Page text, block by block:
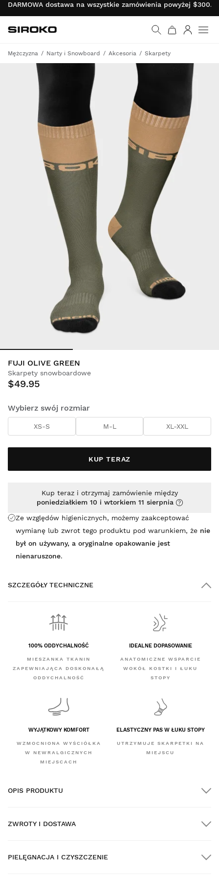
DARMOWA dostawa na wszystkie zamówienia powyżej
Wróć do strony
Siroko.com
Mężczyzna Narty i Snowboard Akcesoria Skarpety
FUJI OLIVE GREEN
Skarpety snowboardowe
$49.95
Wybierz swój rozmiar
XS-S M-L XL-XXL
KUP TERAZ
Ze względów higienicznych, możemy zaakceptować
wymianę lub zwrot tego produktu pod warunkiem, że nie
był on używany, a oryginalne opakowanie jest
nienaruszone.
Kup teraz i otrzymaj zamówienie między
poniedziałkiem 10 i wtorkiem 11 sierpnia
SZCZEGÓŁY TECHNICZNE
100% ODDYCHALNOŚĆ
MIESZANKA TKANIN
ZAPEWNIAJĄCA DOSKONAŁĄ
ODDYCHALNOŚĆ
IDEALNE DOPASOWANIE
ANATOMICZNE WSPARCIE
WOKÓŁ KOSTKI I ŁUKU
STOPY
WYJĄTKOWY KOMFORT
WZMOCNIONA WYŚCIÓŁKA
W NEWRALGICZNYCH
MIEJSCACH
ELASTYCZNY PAS W ŁUKU STOPY
UTRZYMUJE SKARPETKI NA
MIEJSCU
OPIS PRODUKTU
ZWROTY I DOSTAWA
PIELĘGNACJA I CZYSZCZENIE